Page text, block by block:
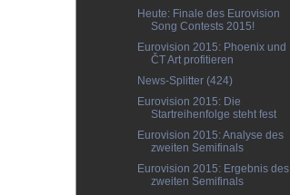
Heute: Finale des Eurovision
Song Contests 2015!
Eurovision 2015: Phoenix und
ČT Art profitieren
News-Splitter (424)
Eurovision 2015: Die
Startreihenfolge steht fest
Eurovision 2015: Analyse des
zweiten Semifinals
Eurovision 2015: Ergebnis des
zweiten Semifinals